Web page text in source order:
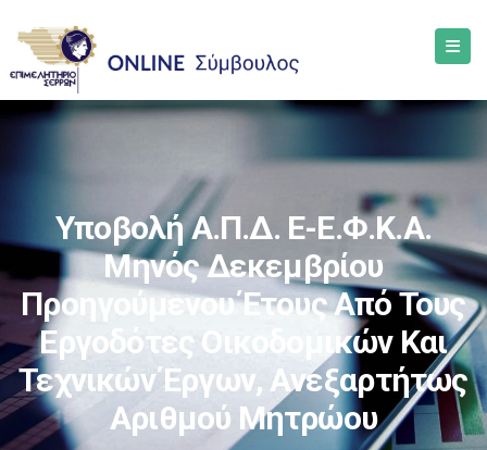
Υποβολή Α.Π.Δ. E-Ε.Φ.Κ.Α.
Μηνός Δεκεμβρίου
Προηγούμενου Έτους Από Τους
Εργοδότες Οικοδομικών Και
Τεχνικών Έργων, Ανεξαρτήτως
Αριθμού Μητρώου